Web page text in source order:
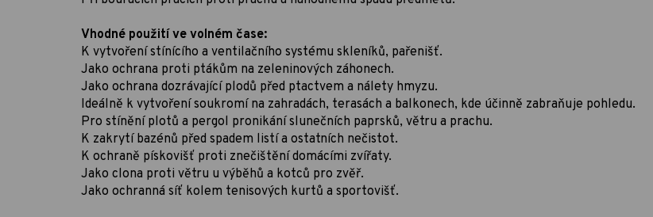
Vhodné použití ve volném čase:
K vytvoření stínícího a ventilačního systému skleníků, pařenišť.
Jako ochrana proti ptákům na zeleninových záhonech.
Jako ochrana dozrávající plodů před ptactvem a nálety hmyzu.
Ideálně k vytvoření soukromí na zahradách, terasách a balkonech, kde účinně zabraňuje pohledu.
Pro stínění plotů a pergol pronikání slunečních paprsků, větru a prachu.
K zakrytí bazénů před spadem listí a ostatních nečistot.
K ochraně pískovišť proti znečištění domácími zvířaty.
Jako clona proti větru u výběhů a kotců pro zvěř.
Jako ochranná síť kolem tenisových kurtů a sportovišť.